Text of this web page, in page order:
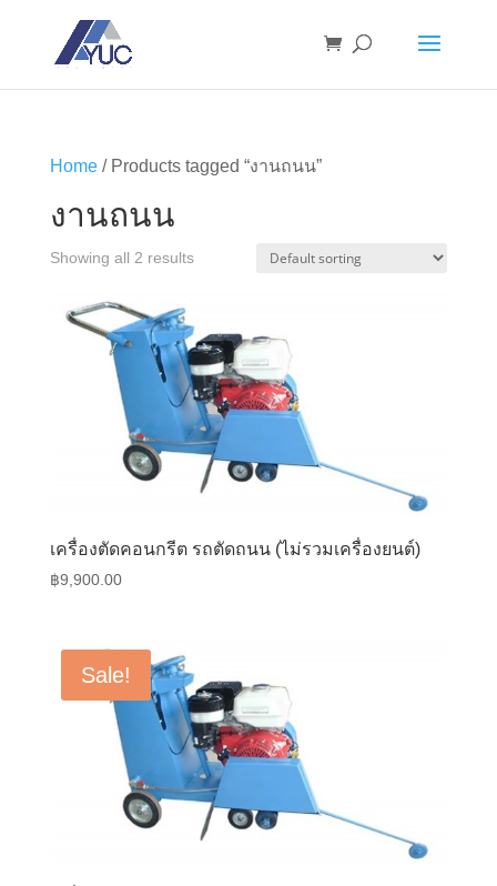
Home/ Products tagged “งานถนน”
งานถนน
Showing all 2 results
เครื่องตัดคอนกรีต รถตัดถนน (ไม่รวมเครื่องยนต์)
฿9,900.00
Sale!